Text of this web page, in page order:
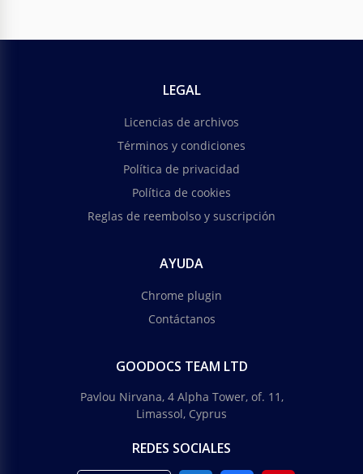
LEGAL
Licencias de archivos
Términos y condiciones
Política de privacidad
Política de cookies
Reglas de reembolso y suscripción
AYUDA
Chrome plugin
Contáctanos
GOODOCS TEAM LTD
Pavlou Nirvana, 4 Alpha Tower, of. 11,
Limassol, Cyprus
REDES SOCIALES